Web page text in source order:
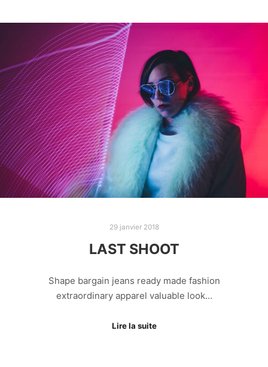
29 janvier 2018
LAST SHOOT
Shape bargain jeans ready made fashion
extraordinary apparel valuable look…
Lire la suite